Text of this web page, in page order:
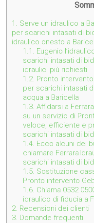
1. Serve un idraulico a
per scarichi intasati di
idraulico onesto a
1.1. Eugenio
scarichi intasati di
idraulici più richiesti
1.2. Pronto
per scarichi intasati
acqua a Baricella
1.3. Affidarsi a
su un servizio di
veloce, efficiente e
scarichi intasati di
1.4. Ecco alcuni dei
chiamare
scarichi intasati di
1.5. Sostituzione
Pronto intervento
1.6. Chiama 0532
idraulico di fiducia a
2. Recensioni dei clienti
3. Domande frequenti